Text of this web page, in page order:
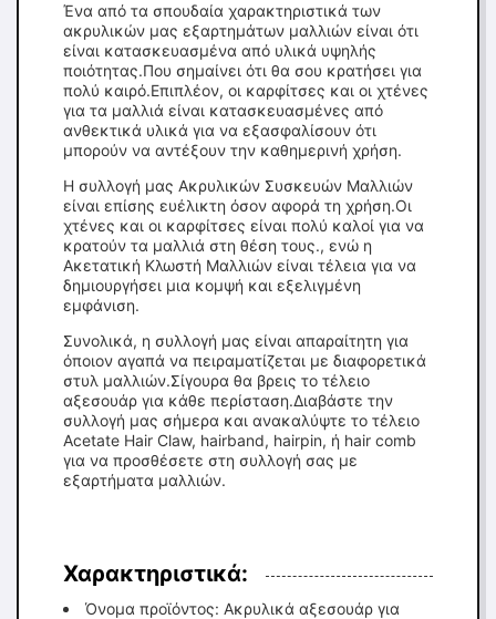
Ένα από τα σπουδαία χαρακτηριστικά των
ακρυλικών μας εξαρτημάτων μαλλιών είναι ότι
είναι κατασκευασμένα από υλικά υψηλής
ποιότητας.Που σημαίνει ότι θα σου κρατήσει για
πολύ καιρό.Επιπλέον, οι καρφίτσες και οι χτένες
για τα μαλλιά είναι κατασκευασμένες από
ανθεκτικά υλικά για να εξασφαλίσουν ότι
μπορούν να αντέξουν την καθημερινή χρήση.
Η συλλογή μας Ακρυλικών Συσκευών Μαλλιών
είναι επίσης ευέλικτη όσον αφορά τη χρήση.Οι
χτένες και οι καρφίτσες είναι πολύ καλοί για να
κρατούν τα μαλλιά στη θέση τους., ενώ η
Ακετατική Κλωστή Μαλλιών είναι τέλεια για να
δημιουργήσει μια κομψή και εξελιγμένη
εμφάνιση.
Συνολικά, η συλλογή μας είναι απαραίτητη για
όποιον αγαπά να πειραματίζεται με διαφορετικά
στυλ μαλλιών.Σίγουρα θα βρεις το τέλειο
αξεσουάρ για κάθε περίσταση.Διαβάστε την
συλλογή μας σήμερα και ανακαλύψτε το τέλειο
Acetate Hair Claw, hairband, hairpin, ή hair comb
για να προσθέσετε στη συλλογή σας με
εξαρτήματα μαλλιών.
Χαρακτηριστικά:
Όνομα προϊόντος: Ακρυλικά αξεσουάρ για